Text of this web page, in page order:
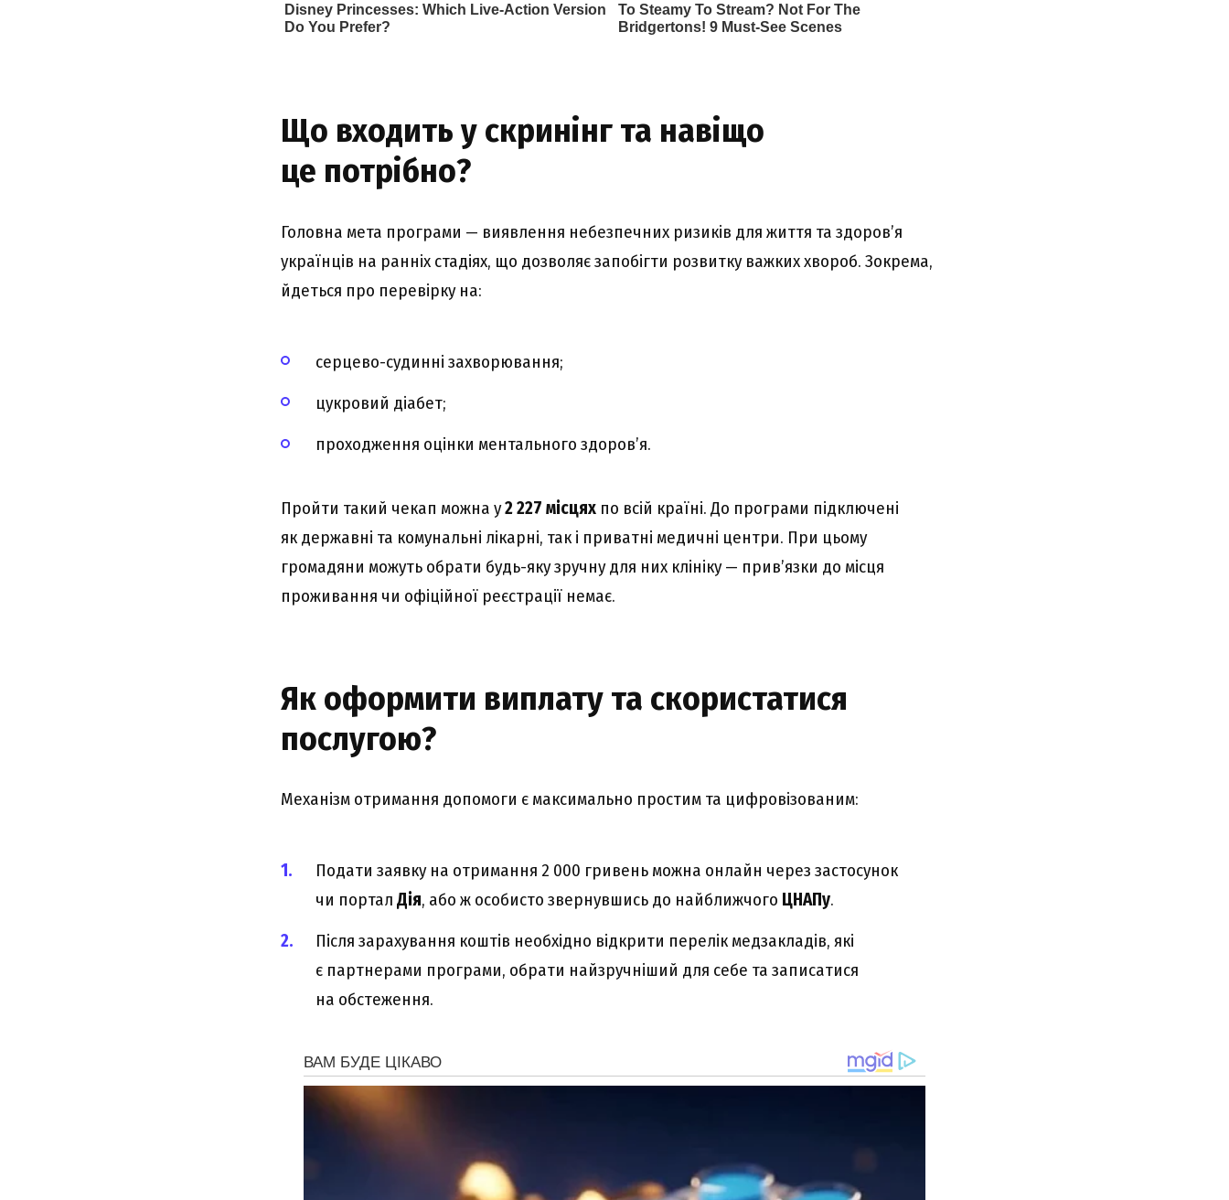
Що входить у скринінг та навіщо
це потрібно?
Головна мета програми — виявлення небезпечних ризиків для життя та здоров’я
українців на ранніх стадіях, що дозволяє запобігти розвитку важких хвороб. Зокрема,
йдеться про перевірку на:
серцево-судинні захворювання;
цукровий діабет;
проходження оцінки ментального здоров’я.
Пройти такий чекап можна у2 227 місцях по всій країні. До програми підключені
як державні та комунальні лікарні, так і приватні медичні центри. При цьому
громадяни можуть обрати будь-яку зручну для них клініку — прив’язки до місця
проживання чи офіційної реєстрації немає.
Як оформити виплату та скористатися
послугою?
Механізм отримання допомоги є максимально простим та цифровізованим:
Подати заявку на отримання 2 000 гривень можна онлайн через застосунок
чи портал Дія, або ж особисто звернувшись до найближчого ЦНАПу.
Після зарахування коштів необхідно відкрити перелік медзакладів, які
є партнерами програми, обрати найзручніший для себе та записатися
на обстеження.